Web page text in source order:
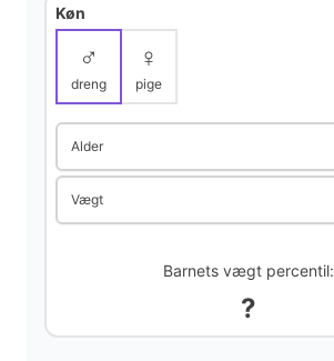
e
Køn
♂
dreng
♀
pige
Alder
Vægt
Barnets vægt percentil:
?